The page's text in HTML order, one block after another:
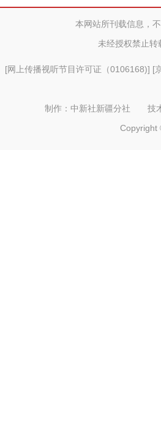
被判死缓
本网站所刊载信息，
未经授权禁止
[网上传播视听节目许可证（0106168)] [
制作：中新社新疆分社 技
Copyright